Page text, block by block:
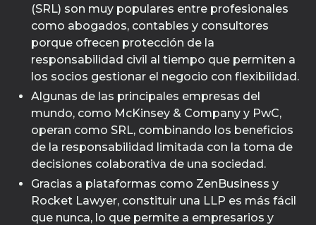
(SRL) son muy populares entre profesionales
como abogados, contables y consultores
porque ofrecen protección de la
responsabilidad civil al tiempo que permiten a
los socios gestionar el negocio con flexibilidad.
Algunas de las principales empresas del
mundo, como McKinsey & Company y PwC,
operan como SRL, combinando los beneficios
de la responsabilidad limitada con la toma de
decisiones colaborativa de una sociedad.
Gracias a plataformas como ZenBusiness y
Rocket Lawyer, constituir una LLP es más fácil
que nunca, lo que permite a empresarios y